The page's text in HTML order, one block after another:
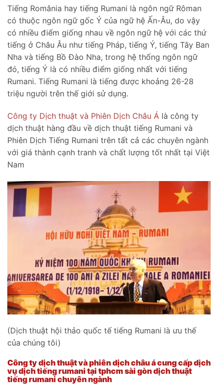
Tiếng România hay tiếng Rumani là ngôn ngữ Rôman
có thuộc ngôn ngữ gốc Ý của ngữ hệ Ấn-Âu, do vậy
có nhiều điểm giống nhau về ngôn ngữ hệ với các thứ
tiếng ở Châu Âu như tiếng Pháp, tiếng Ý, tiếng Tây Ban
Nha và tiếng Bồ Đào Nha, trong hệ thống ngôn ngữ
đó, tiếng Ý là có nhiều điểm giống nhất với tiếng
Rumani. Tiếng Rumani là tiếng được khoảng 26-28
triệu người trên thế giới sử dụng.
Công ty Dịch thuật và Phiên Dịch Châu Á là công ty
dịch thuật hàng đầu về dịch thuật tiếng Rumani và
Phiên Dịch Tiếng Rumani trên tất cả các chuyên ngành
với giá thành cạnh tranh và chất lượng tốt nhất tại Việt
Nam
(Dịch thuật hội thảo quốc tế tiếng Rumani là ưu thế
của chúng tôi)
Công ty dịch thuật và phiên dịch châu á cung cấp dịch
vụ dịch tiếng rumani tại tphcm sài gòn dịch thuật
tiếng rumani chuyên ngành